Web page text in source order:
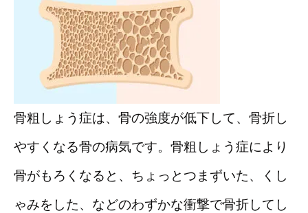
骨粗しょう症は、骨の強度が低下して、骨折し
やすくなる骨の病気です。骨粗しょう症により
骨がもろくなると、ちょっとつまずいた、くし
ゃみをした、などのわずかな衝撃で骨折してし